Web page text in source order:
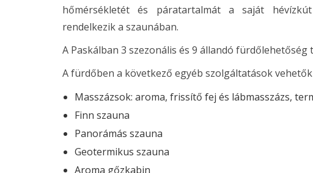
hőmérsékletét és páratartalmát a saját
rendelkezik a szaunában.
A Paskálban 3 szezonális és 9 állandó fürdőlehetőség
A fürdőben a következő egyéb szolgáltatások
Masszázsok: aroma, frissítő fej és lábmasszázs,
Finn szauna
Panorámás szauna
Geotermikus szauna
Aroma gőzkabin